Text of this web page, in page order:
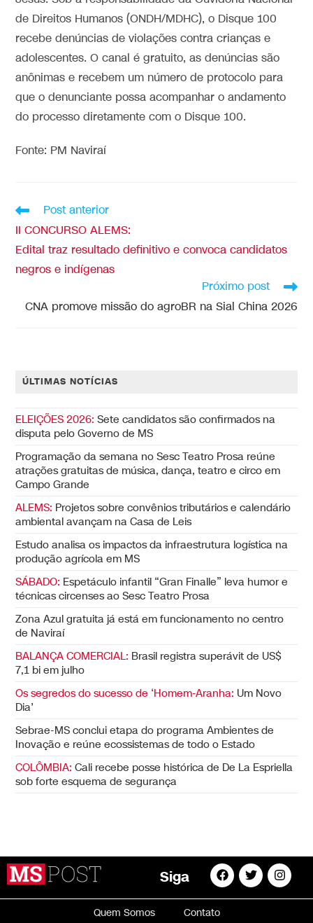
de Direitos Humanos (ONDH/MDHC), o Disque 100
recebe denúncias de violações contra crianças e
adolescentes.O canal é gratuito, as denúncias são
anônimas e recebem um número de protocolo para
que o denunciante possa acompanhar o andamento
do processo diretamente com o Disque 100.
Fonte: PM Naviraí
Post anterior
II CONCURSO ALEMS:
Edital traz resultado definitivo e convoca candidatos
negros e indígenas
Próximo post
CNA promove missão do agroBR na Sial China 2026
ÚLTIMAS NOTÍCIAS
ELEIÇÕES 2026: Sete candidatos são confirmados na
disputa pelo Governo de MS
Programação da semana no Sesc Teatro Prosa reúne
atrações gratuitas de música, dança, teatro e circo em
Campo Grande
ALEMS: Projetos sobre convênios tributários e calendário
ambiental avançam na Casa de Leis
Estudo analisa os impactos da infraestrutura logística na
produção agrícola em MS
SÁBADO: Espetáculo infantil “Gran Finalle” leva humor e
técnicas circenses ao Sesc Teatro Prosa
Zona Azul gratuita já está em funcionamento no centro
de Naviraí
BALANÇA COMERCIAL: Brasil registra superávit de US$
7,1 bi em julho
Os segredos do sucesso de ‘Homem-Aranha: Um Novo
Dia’
Sebrae-MS conclui etapa do programa Ambientes de
Inovação e reúne ecossistemas de todo o Estado
COLÔMBIA: Cali recebe posse histórica de De La Espriella
sob forte esquema de segurança
Siga
Quem Somos Contato